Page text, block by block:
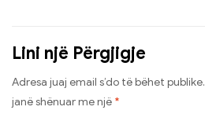
Lini një Përgjigje
Adresa juaj email s’do të bëhet publike.
janë shënuar me një *